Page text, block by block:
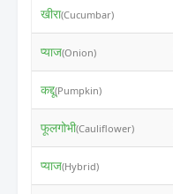
खीरा(Cucumbar)
प्याज(Onion)
कद्दू(Pumpkin)
फूलगोभी(Cauliflower)
प्याज(Hybrid)